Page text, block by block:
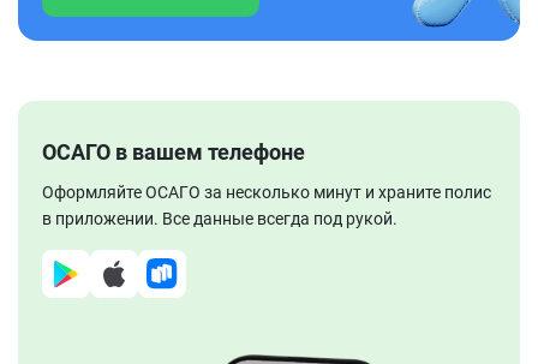
ОСАГО в вашем телефоне
Оформляйте ОСАГО за несколько минут и храните полис
в приложении. Все данные всегда под рукой.